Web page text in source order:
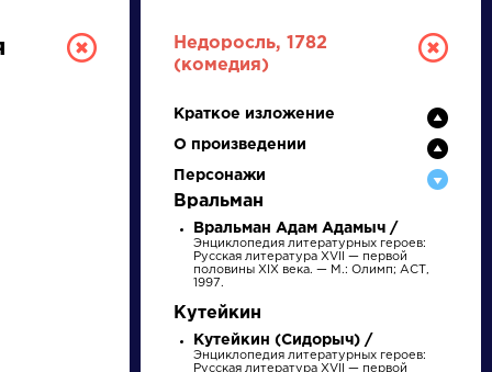
РУССКАЯ
ЛИТЕРАТУРА
ДЛЯ ПРЕЗЕНТАЦИЙ,
Недоросль, 1782
(комедия)
Краткое изложение
О произведении
Персонажи
Вральман
Вральман Адам Адамыч /
Энциклопедия литературных героев:
Русская литература XVII — первой
половины XIX века. — М.: Олимп; АСТ,
1997.
Кутейкин
Кутейкин (Сидорыч) /
Энциклопедия литературных героев:
Русская литература XVII — первой